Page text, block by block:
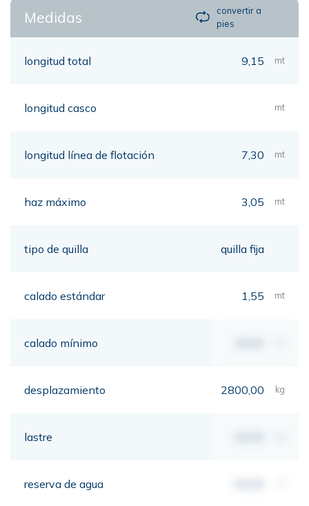
Medidas
convertir a
pies
longitud total 9,15 mt
longitud casco mt
longitud línea de flotación 7,30 mt
haz máximo 3,05 mt
tipo de quilla quilla fija
calado estándar 1,55 mt
calado mínimo
desplazamiento 2800,00 kg
lastre
reserva de agua